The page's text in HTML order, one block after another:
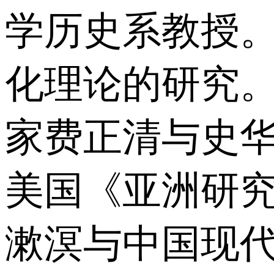
学历史系教授
化理论的研究
家费正清与史
美国《亚洲研
漱溟与中国现